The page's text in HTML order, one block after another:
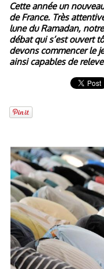
Cette année un
de France. Très
lune du Ramadan,
débat qui s’est ouvert
devons commencer le
ainsi capables de